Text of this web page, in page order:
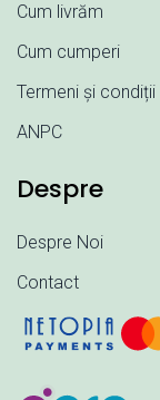
Cum livrăm
Cum cumperi
Termeni și condiții
ANPC
Despre
Despre Noi
Contact